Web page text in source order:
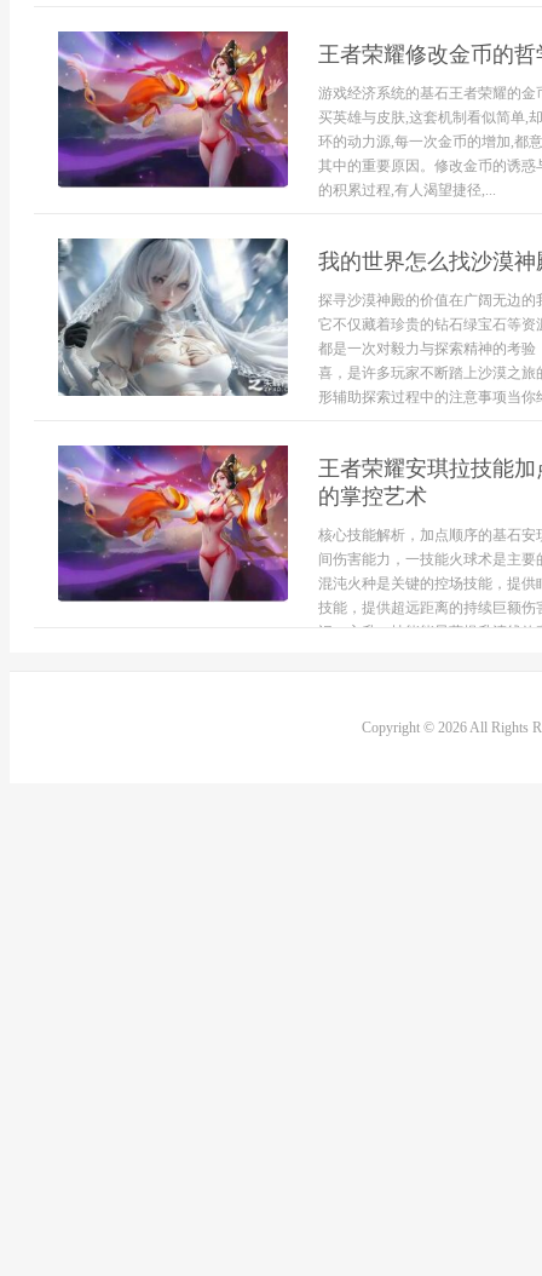
王者荣耀修改金币的
游戏经济系统的基石王者荣耀的
买英雄与皮肤,这套机制看似简单,
环的动力源,每一次金币的增加,都
其中的重要原因。修改金币的诱
的积累过程,有人渴望捷径,...
我的世界怎么找沙漠
探寻沙漠神殿的价值在广阔无边
它不仅藏着珍贵的钻石绿宝石等
都是一次对毅力与探索精神的考
喜，是许多玩家不断踏上沙漠之
形辅助探索过程中的注意事项当你
王者荣耀安琪拉技能
的掌控艺术
核心技能解析，加点顺序的基石
间伤害能力，一技能火球术是主
混沌火种是关键的控场技能，提
技能，提供超远距离的持续巨额
识，主升一技能能显著提升清线
Copyright © 2026 All Rights